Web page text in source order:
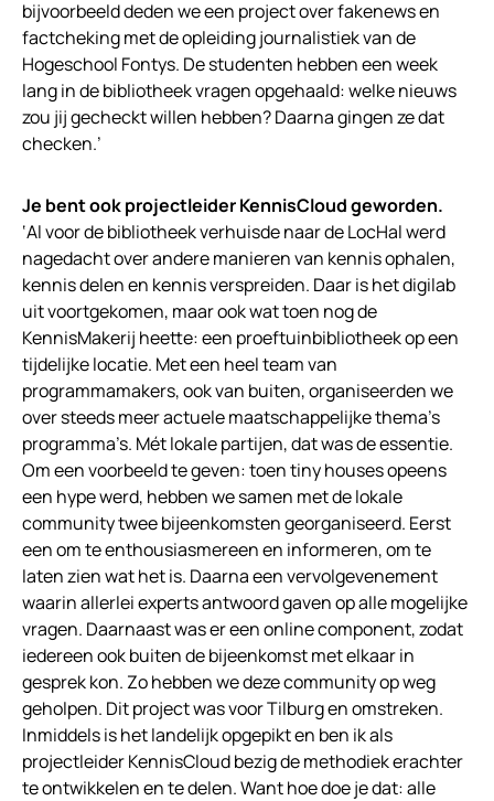
bijvoorbeeld deden we een project over fakenews en
factcheking met de opleiding journalistiek van de
Hogeschool Fontys. De studenten hebben een week
lang in de bibliotheek vragen opgehaald: welke nieuws
zou jij gecheckt willen hebben? Daarna gingen ze dat
checken.’
Je bent ook projectleider KennisCloud geworden.
‘Al voor de bibliotheek verhuisde naar de LocHal werd
nagedacht over andere manieren van kennis ophalen,
kennis delen en kennis verspreiden. Daar is het digilab
uit voortgekomen, maar ook wat toen nog de
KennisMakerij heette: een proeftuinbibliotheek op een
tijdelijke locatie. Met een heel team van
programmamakers, ook van buiten, organiseerden we
over steeds meer actuele maatschappelijke thema’s
programma’s. Mét lokale partijen, dat was de essentie.
Om een voorbeeld te geven: toen tiny houses opeens
een hype werd, hebben we samen met de lokale
community twee bijeenkomsten georganiseerd. Eerst
een om te enthousiasmereen en informeren, om te
laten zien wat het is. Daarna een vervolgevenement
waarin allerlei experts antwoord gaven op alle mogelijke
vragen. Daarnaast was er een online component, zodat
iedereen ook buiten de bijeenkomst met elkaar in
gesprek kon. Zo hebben we deze community op weg
geholpen. Dit project was voor Tilburg en omstreken.
Inmiddels is het landelijk opgepikt en ben ik als
projectleider KennisCloud bezig de methodiek erachter
te ontwikkelen en te delen. Want hoe doe je dat: alle